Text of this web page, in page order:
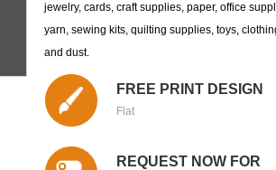
jewelry, cards, craft supplies, paper, office
yarn, sewing kits, quilting supplies, toys,
and dust.
FREE PRINT DESIGN
Flat
REQUEST NOW FOR